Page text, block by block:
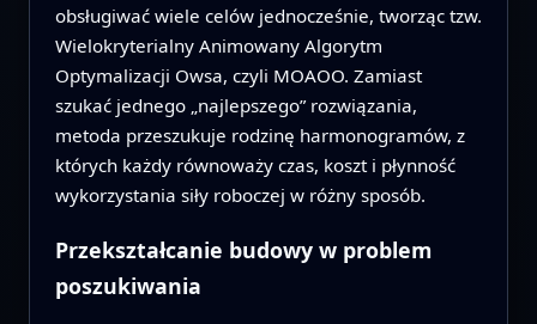
obsługiwać wiele celów jednocześnie, tworząc tzw.
Wielokryterialny Animowany Algorytm
Optymalizacji Owsa, czyli MOAOO. Zamiast
szukać jednego „najlepszego” rozwiązania,
metoda przeszukuje rodzinę harmonogramów, z
których każdy równoważy czas, koszt i płynność
wykorzystania siły roboczej w różny sposób.
Przekształcanie budowy w problem
poszukiwania